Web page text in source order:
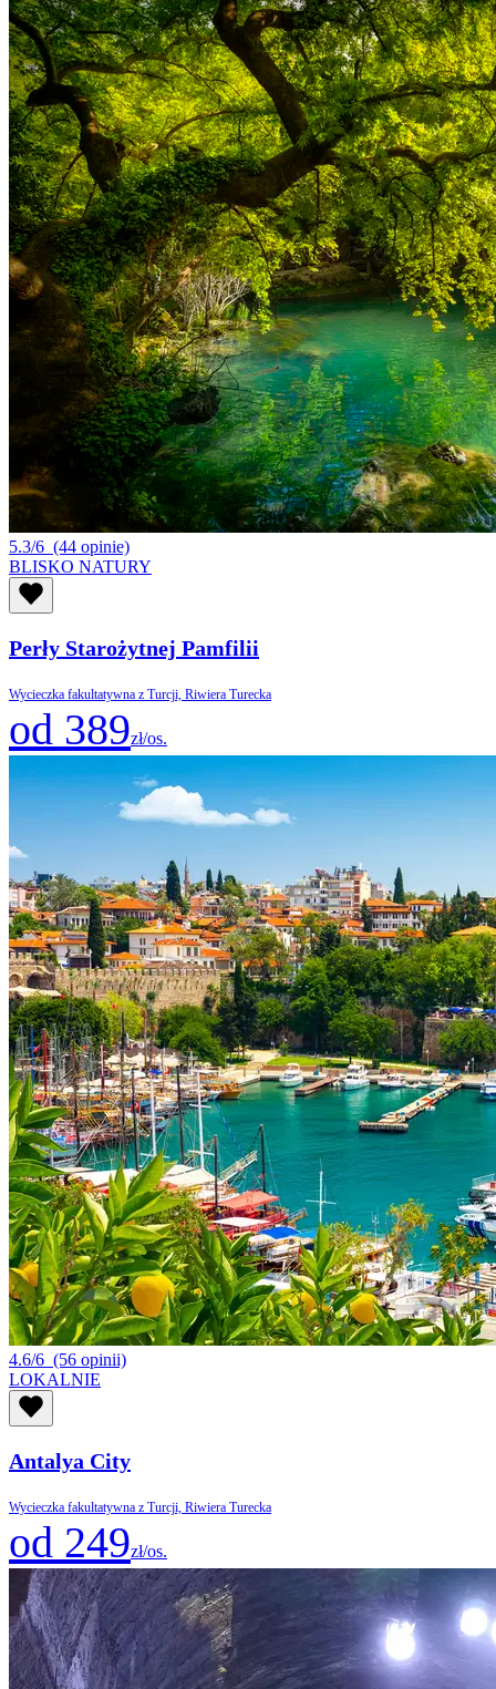
5.3/6 (44 opinie)
BLISKO NATURY
Perły Starożytnej Pamfilii
Wycieczka fakultatywna z Turcji, Riwiera Turecka
od 389zł/os.
4.6/6 (56 opinii)
LOKALNIE
Antalya City
Wycieczka fakultatywna z Turcji, Riwiera Turecka
od 249zł/os.